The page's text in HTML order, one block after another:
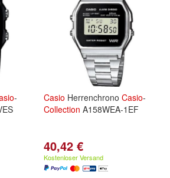
-
Casio Herrenchrono Casio-
Collection A158WEA-1EF
40,42 €
Kostenloser Versand